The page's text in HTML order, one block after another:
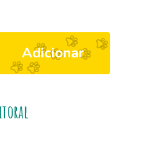
Adicionar